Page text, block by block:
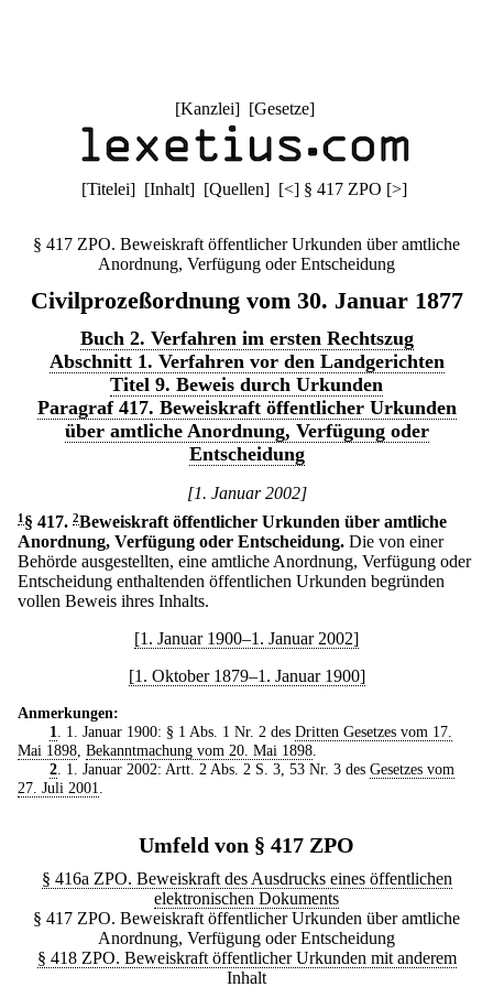
[Kanzlei] [Gesetze]
[Titelei] [Inhalt] [Quellen] [<] § 417 ZPO [>]
§ 417 ZPO. Beweiskraft öffentlicher Urkunden über amtliche
Anordnung, Verfügung oder Entscheidung
Civilprozeßordnung vom 30. Januar 1877
Buch 2. Verfahren im ersten Rechtszug
Abschnitt 1. Verfahren vor den Landgerichten
Titel 9. Beweis durch Urkunden
Paragraf 417. Beweiskraft öffentlicher Urkunden
über amtliche Anordnung, Verfügung oder
Entscheidung
[1. Januar 2002]
1 § 417. 2Beweiskraft öffentlicher Urkunden über amtliche
Anordnung, Verfügung oder Entscheidung. Die von einer
Behörde ausgestellten, eine amtliche Anordnung, Verfügung oder
Entscheidung enthaltenden öffentlichen Urkunden begründen
vollen Beweis ihres Inhalts.
[1. Januar 1900–1. Januar 2002]
[1. Oktober 1879–1. Januar 1900]
Anmerkungen:
1
. 1. Januar 1900: § 1 Abs. 1 Nr. 2 des Dritten Gesetzes vom 17.
Mai 1898 Bekanntmachung vom 20. Mai 1898
2. 1. Januar 2002: Artt. 2 Abs. 2 S. 3, 53 Nr. 3 des Gesetzes vom
27. Juli 2001
Umfeld von § 417 ZPO
§ 416a ZPO. Beweiskraft des Ausdrucks eines öffentlichen
elektronischen Dokuments
§ 417 ZPO. Beweiskraft öffentlicher Urkunden über amtliche
Anordnung, Verfügung oder Entscheidung
§ 418 ZPO. Beweiskraft öffentlicher Urkunden mit anderem
Inhalt